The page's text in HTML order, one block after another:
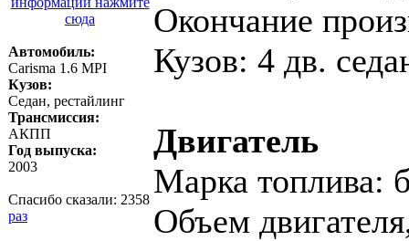
Автомобиль:
Carisma 1.6 MPI
Кузов:
Седан, рестайлинг
Трансмиссия:
АКПП
Год выпуска:
2003
Спасибо сказали: 2358
раз
Окончание
Кузов: 4 дв.
Двигатель
Марка топлива:
Объем